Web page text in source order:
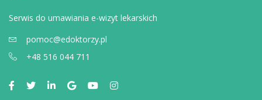
Serwis do umawiania e-wizyt lekarskich
pomoc@edoktorzy.pl
+48 516 044 711